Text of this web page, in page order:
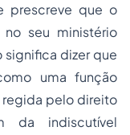
prescreve que o
seu ministério
significa dizer que
uma função
regida pelo direito
da indiscutível